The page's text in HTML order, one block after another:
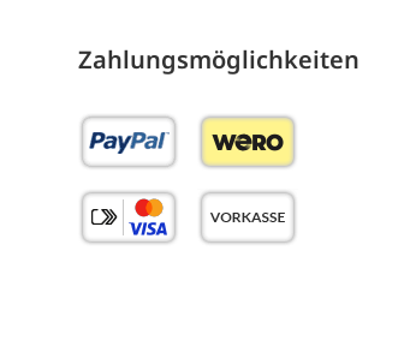
Zahlungs­möglich­keiten